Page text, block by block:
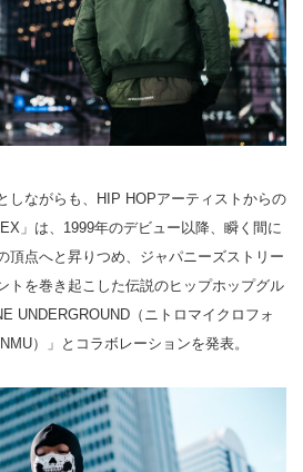
しながらも、HIP HOPアーティストからの
」は、1999年のデビュー以降、瞬く間に
頂点へと昇りつめ、ジャパニーズストリー
トを巻き起こした伝説のヒップホップグル
UNDERGROUND（ニトロマイクロフォ
）」とコラボレーションを発表。